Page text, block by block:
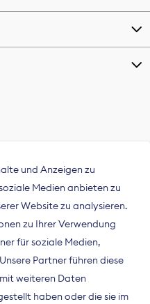
und Anzeigen zu
Medien anbieten zu
Website zu analysieren.
zu Ihrer Verwendung
für soziale Medien,
Partner führen diese
weiteren Daten
haben oder die sie im